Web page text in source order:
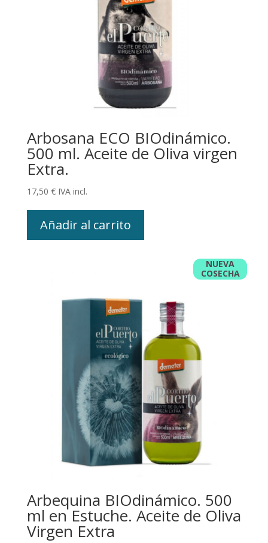
Arbosana ECO BIOdinámico.
500 ml. Aceite de Oliva virgen
Extra.
17,50 € IVA incl.
Añadir al carrito
NUEVA
COSECHA
Arbequina BIOdinámico. 500
ml en Estuche. Aceite de Oliva
Virgen Extra